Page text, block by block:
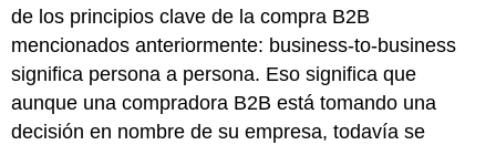
de los principios clave de la compra B2B
mencionados anteriormente: business-to-business
significa persona a persona. Eso significa que
aunque una compradora B2B está tomando una
decisión en nombre de su empresa, todavía se